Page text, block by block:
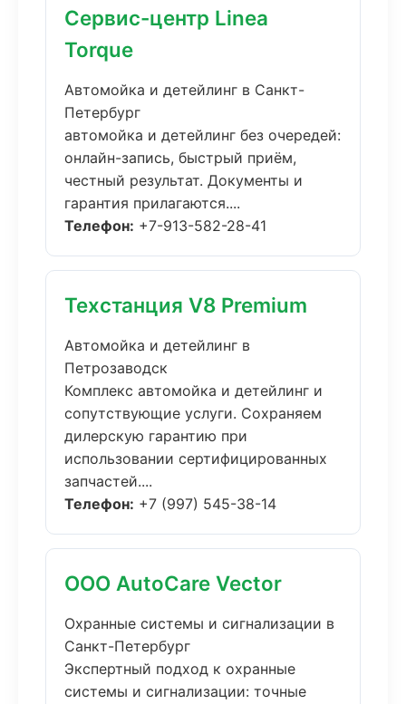
Сервис-центр Linea
Torque
Автомойка и детейлинг в Санкт-
Петербург
автомойка и детейлинг без очередей:
онлайн-запись, быстрый приём,
честный результат. Документы и
гарантия прилагаются....
Телефон: +7-913-582-28-41
Техстанция V8 Premium
Автомойка и детейлинг в
Петрозаводск
Комплекс автомойка и детейлинг и
сопутствующие услуги. Сохраняем
дилерскую гарантию при
использовании сертифицированных
запчастей....
Телефон: +7 (997) 545-38-14
ООО AutoCare Vector
Охранные системы и сигнализации в
Санкт-Петербург
Экспертный подход к охранные
системы и сигнализации: точные